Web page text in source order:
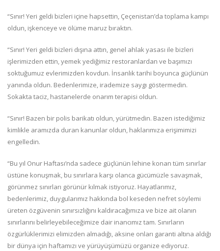
“Sınır! Yeri geldi bizleri içine hapsettin, Çeçenistan’da toplama kampı
oldun, işkenceye ve ölüme maruz bıraktın.
“Sınır! Yeri geldi bizleri dışına attın, genel ahlak yasası ile bizleri
işlerimizden ettin, yemek yediğimiz restoranlardan ve başımızı
soktuğumuz evlerimizden kovdun. İnsanlık tarihi boyunca güçlünün
yanında oldun. Bedenlerimize, irademize saygı göstermedin.
Sokakta taciz, hastanelerde onarım terapisi oldun.
“Sınır! Bazen bir polis barikatı oldun, yürütmedin. Bazen istediğimiz
kimlikle aramızda duran kanunlar oldun, haklarımıza erişimimizi
engelledin.
“Bu yıl Onur Haftası’nda sadece güçlünün lehine konan tüm sınırlar
üstüne konuşmak, bu sınırlara karşı olanca gücümüzle savaşmak,
görünmez sınırları görünür kılmak istiyoruz. Hayatlarımız,
bedenlerimiz, duygularımız hakkında bol keseden nefret söylemi
üreten özgüvenin sınırsızlığını kaldıracağımıza ve bize ait olanın
sınırlarını belirleyebileceğimize dair inancımız tam. Sınırların
özgürlüklerimizi elimizden almadığı, aksine onları garanti altına aldığı
bir dünya için haftamızı ve yürüyüşümüzü organize ediyoruz.